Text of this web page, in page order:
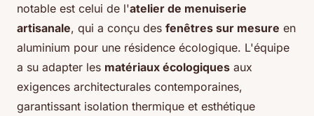
notable est celui de l'atelier de menuiserie
artisanale, qui a conçu des fenêtres sur mesure en
aluminium pour une résidence écologique. L'équipe
a su adapter les matériaux écologiques aux
exigences architecturales contemporaines,
garantissant isolation thermique et esthétique